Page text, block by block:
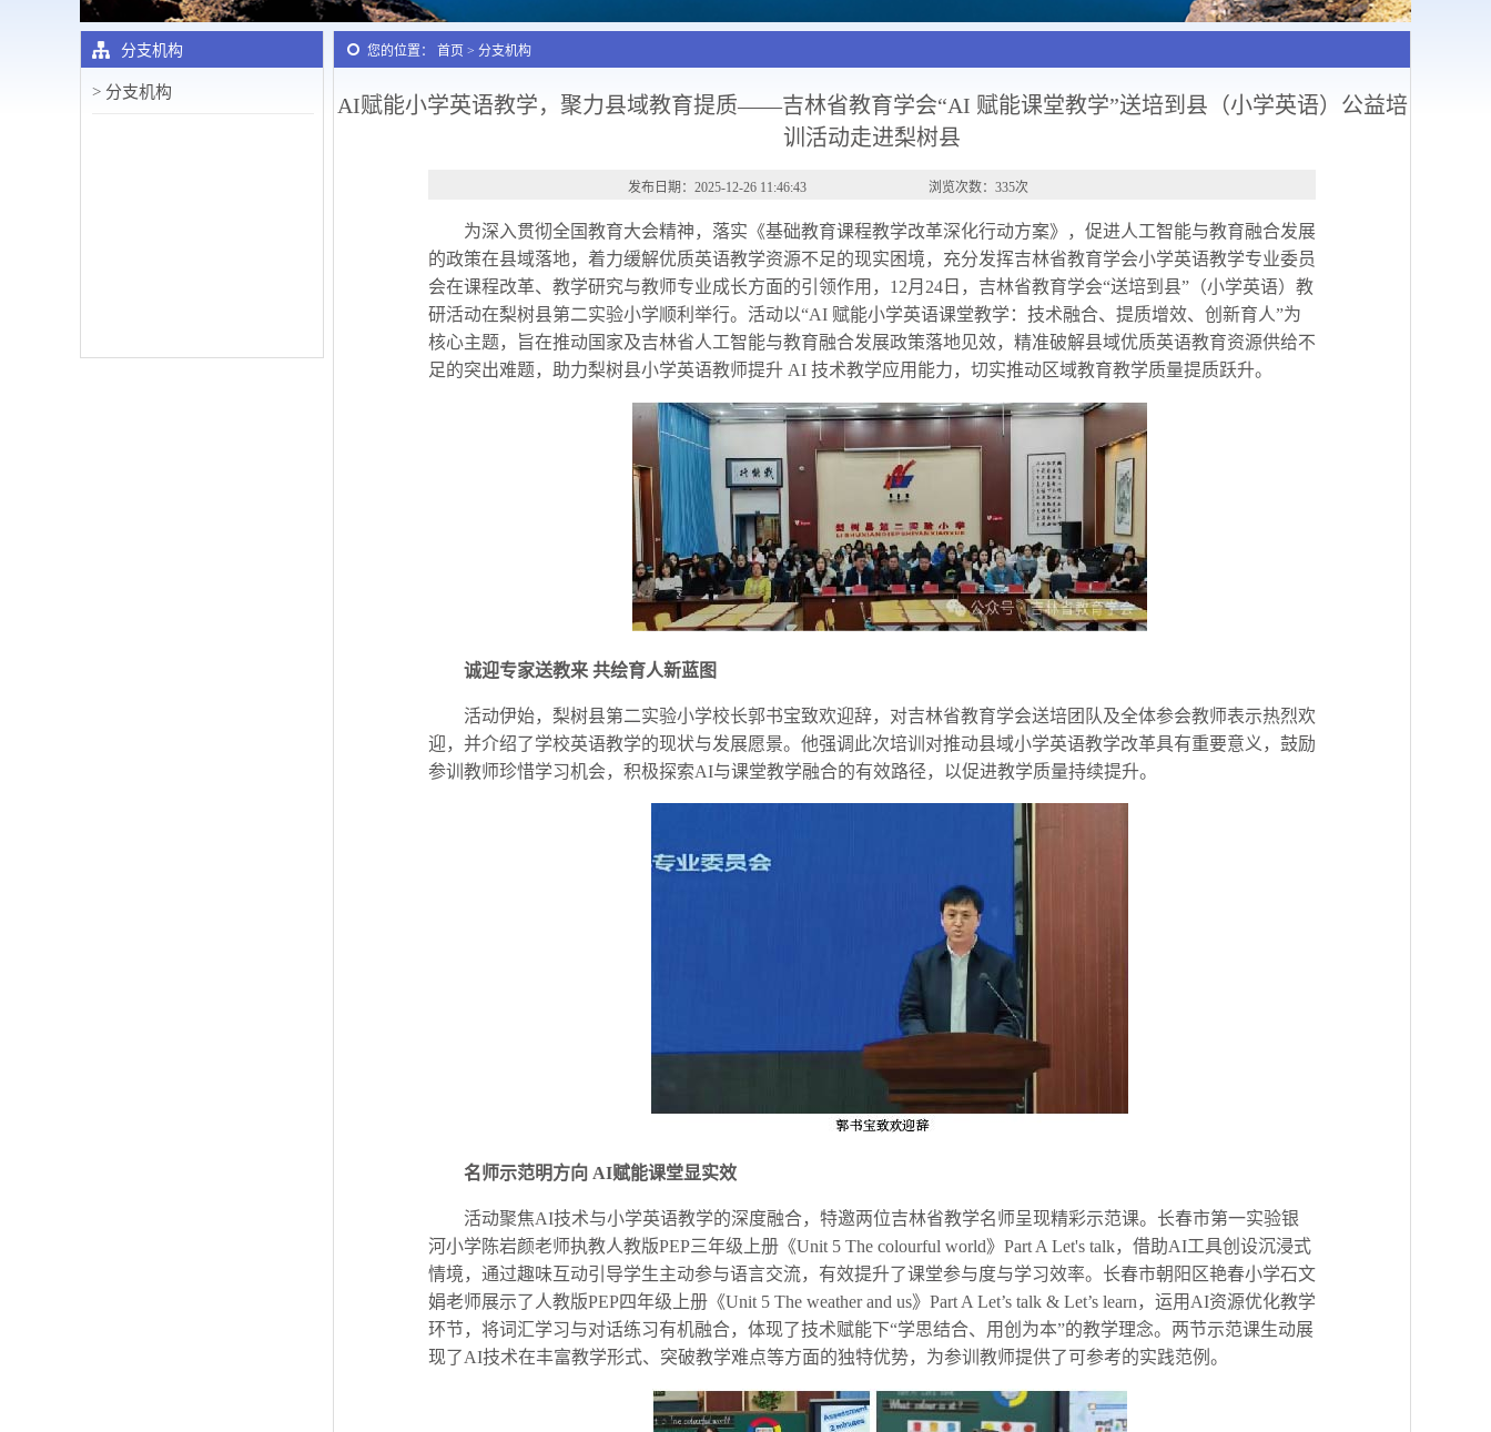
分支机构
> 分支机构
您的位置： 首页 > 分支机构
AI赋能小学英语教学，聚力县域教育提质——吉林省教育学会“AI 赋能课堂教学”送培到县（小学英语）公益培
训活动走进梨树县
发布日期：2025-12-26 11:46:43 浏览次数：335次
为深入贯彻全国教育大会精神，落实《基础教育课程教学改革深化行动方案》，促进人工智能与教育融合发展
的政策在县域落地，着力缓解优质英语教学资源不足的现实困境，充分发挥吉林省教育学会小学英语教学专业委员
会在课程改革、教学研究与教师专业成长方面的引领作用，12月24日，吉林省教育学会“送培到县”（小学英语）教
研活动在梨树县第二实验小学顺利举行。活动以“AI 赋能小学英语课堂教学：技术融合、提质增效、创新育人”为
核心主题，旨在推动国家及吉林省人工智能与教育融合发展政策落地见效，精准破解县域优质英语教育资源供给不
足的突出难题，助力梨树县小学英语教师提升 AI 技术教学应用能力，切实推动区域教育教学质量提质跃升。
诚迎专家送教来 共绘育人新蓝图
活动伊始，梨树县第二实验小学校长郭书宝致欢迎辞，对吉林省教育学会送培团队及全体参会教师表示热烈欢
迎，并介绍了学校英语教学的现状与发展愿景。他强调此次培训对推动县域小学英语教学改革具有重要意义，鼓励
参训教师珍惜学习机会，积极探索AI与课堂教学融合的有效路径，以促进教学质量持续提升。
名师示范明方向 AI赋能课堂显实效
活动聚焦AI技术与小学英语教学的深度融合，特邀两位吉林省教学名师呈现精彩示范课。长春市第一实验银
河小学陈岩颜老师执教人教版PEP三年级上册《Unit 5 The colourful world》Part A Let's talk，借助AI工具创设沉浸式
情境，通过趣味互动引导学生主动参与语言交流，有效提升了课堂参与度与学习效率。长春市朝阳区艳春小学石文
娟老师展示了人教版PEP四年级上册《Unit 5 The weather and us》Part A Let’s talk & Let’s learn，运用AI资源优化教学
环节，将词汇学习与对话练习有机融合，体现了技术赋能下“学思结合、用创为本”的教学理念。两节示范课生动展
现了AI技术在丰富教学形式、突破教学难点等方面的独特优势，为参训教师提供了可参考的实践范例。